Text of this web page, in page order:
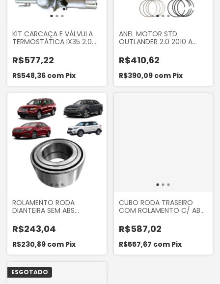
KIT CARCAÇA E VÁLVULA
TERMOSTÁTICA IX35 2.0
2010... ELANTRA 1.6 1.8 2.0
R$577,22
R$548,36 com Pix
ANEL MOTOR STD
OUTLANDER 2.0 2010 A
2018, IX35 2010 A 2013,
OPTIMA 2.0 2008 E 2009
R$410,62
R$390,09 com Pix
ROLAMENTO RODA
DIANTEIRA SEM ABS
SPORTAGE 2005 A 2010,
IX35 2010...
R$243,04
R$230,89 com Pix
CUBO RODA TRASEIRO
COM ROLAMENTO C/ ABS
OPTIMA 2013 A 2016, IX35
2010 A 2019
R$587,02
R$557,67 com Pix
ESGOTADO